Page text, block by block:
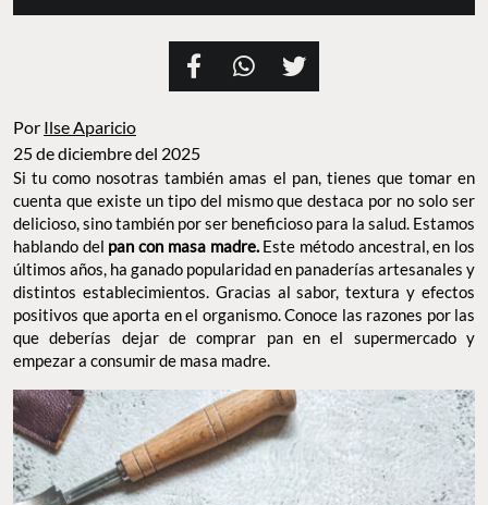
Por Ilse Aparicio
25 de diciembre del 2025
Si tu como nosotras también amas el pan, tienes que tomar en
cuenta que existe un tipo del mismo que destaca por no solo ser
delicioso, sino también por ser beneficioso para la salud. Estamos
hablando del pan con masa madre. Este método ancestral, en los
últimos años, ha ganado popularidad en panaderías artesanales y
distintos establecimientos. Gracias al sabor, textura y efectos
positivos que aporta en el organismo. Conoce las razones por las
que deberías dejar de comprar pan en el supermercado y
empezar a consumir de masa madre.